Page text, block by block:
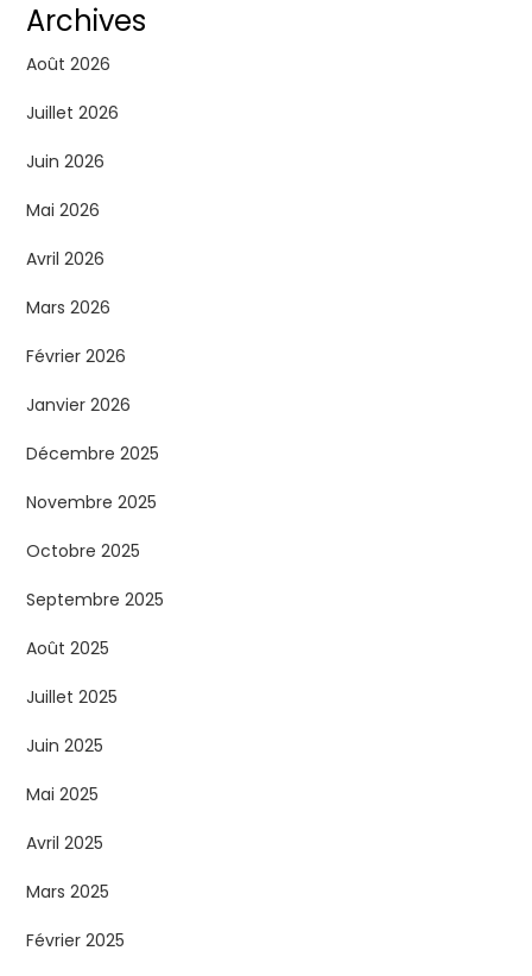
Archives
Août 2026
Juillet 2026
Juin 2026
Mai 2026
Avril 2026
Mars 2026
Février 2026
Janvier 2026
Décembre 2025
Novembre 2025
Octobre 2025
Septembre 2025
Août 2025
Juillet 2025
Juin 2025
Mai 2025
Avril 2025
Mars 2025
Février 2025